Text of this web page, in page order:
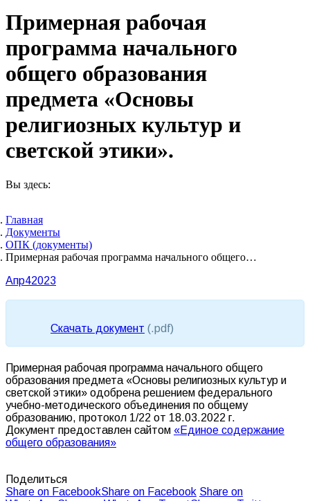
Примерная рабочая
программа начального
общего образования
предмета «Основы
религиозных культур и
светской этики».
Вы здесь:
Главная
Документы
ОПК (документы)
Примерная рабочая программа начального общего…
Апр42023
Скачать документ (.pdf)
Примерная рабочая программа начального общего
образования предмета «Основы религиозных культур и
светской этики» одобрена решением федерального
учебно-методического объединения по общему
образованию, протокол 1/22 от 18.03.2022 г.
Документ предоставлен сайтом «Единое содержание
общего образования»
Поделиться
Share on FacebookShare on Facebook Share on